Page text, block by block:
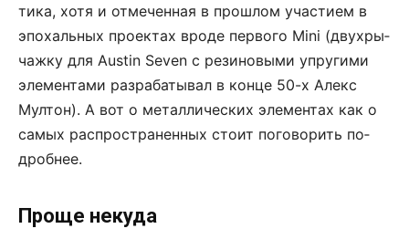
ти­ка, хо­тя и от­ме­чен­ная в про­шлом уча­с­ти­ем в
эпо­халь­ных про­ек­тах вро­де пер­во­го Mini (двух­ры­
чаж­ку для Austin Seven с ре­зи­но­вы­ми уп­ру­ги­ми
эле­мен­та­ми раз­ра­ба­ты­вал в кон­це 50-х Алекс
Мул­тон). А вот о ме­тал­ли­че­с­ких эле­мен­тах как о
са­мых рас­про­ст­ра­нен­ных сто­ит по­го­во­рить по­
дроб­нее.
Проще некуда